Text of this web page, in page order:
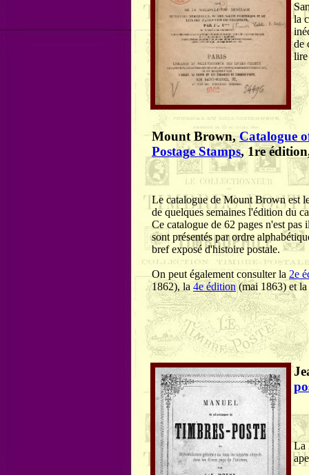
la
de
lire
Mount Brown,Catalogue
Postage Stamps, 1re
Le catalogue de Mount Brown est
de quelques semaines l'édition du
Ce catalogue de 62 pages n'est
sont présentés par ordre
bref exposé d'histoire postale.
On peut également consulter la 2e
1862), la 4e édition(mai 1863) et la
La